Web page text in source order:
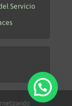
Servicio